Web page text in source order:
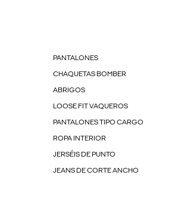
PANTALONES
CHAQUETAS BOMBER
ABRIGOS
LOOSE FIT VAQUEROS
PANTALONES TIPO CARGO
ROPA INTERIOR
JERSÉIS DE PUNTO
JEANS DE CORTE ANCHO